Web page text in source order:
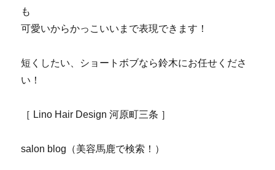
も
可愛いからかっこいいまで表現できます！
短くしたい、ショートボブなら鈴木にお任せくださ
い！
［ Lino Hair Design 河原町三条 ］
salon blog（美容馬鹿で検索！）